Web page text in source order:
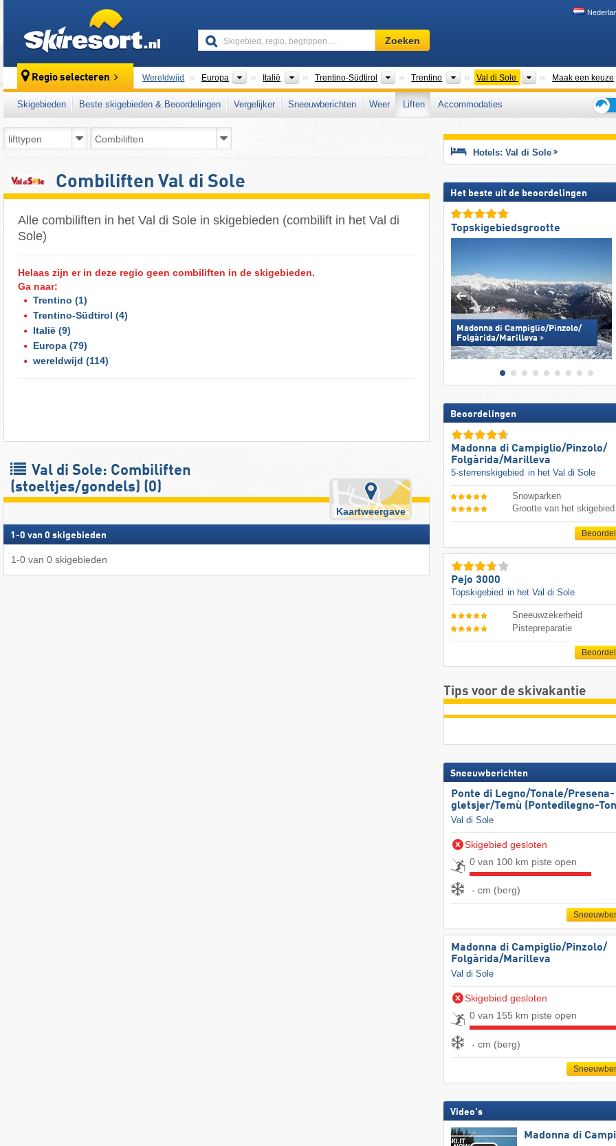
Skigebied,
regio,
…
Zoeken
Regio selecteren Wereldwijd Europa Continenten
Italië LandenTrentino-Südtirol Regio'sTrentino Toeristische regio's
Val di Sole Toeristische regio's
Maak een keuze
Skigebieden Beste skigebieden & Beoordelingen Vergelijker Sneeuwberichten Weer Liften
Accommodaties
voor
Combiliften Val di Sole
Alle combiliften in het Val di Sole in skigebieden (combilift in het Val di
Sole)
Helaas zijn er in deze regio geen combiliften in de skigebieden.
Ga naar:
Trentino (1)
Trentino-Südtirol (4)
Italië (9)
Europa (79)
wereldwijd (114)
Val di Sole: Combiliften
(stoeltjes/gondels) (0)
Kaartweergave
1 -0 van 0 skigebieden
1-0 van 0 skigebieden
Hotels: Val di Sole
Het beste uit de beoordelingen
Topskigebiedsgrootte
Madonna di Campiglio/​Pinzolo/​
Folgàrida/​Marilleva
Beoordelingen
Madonna di Campiglio/​Pinzolo/​
Folgàrida/​Marilleva
5-sterrenskigebied in het Val di Sole
Snowparken
Grootte van het skigebied
Pejo 3000
Topskigebied in het Val di Sole
Sneeuwzekerheid
Pistepreparatie
Tips voor de skivakantie
Sneeuwberichten
Ponte di Legno/​​Tonale/​​Presena-
gletsjer/​​Temù (Pontedilegno-
Val di Sole
Skigebied gesloten
0 van 100 km piste open
- cm (berg)
Madonna di Campiglio/​Pinzolo/​
Folgàrida/​Marilleva
Val di Sole
Skigebied gesloten
0 van 155 km piste open
- cm (berg)
Video's
Madonna di